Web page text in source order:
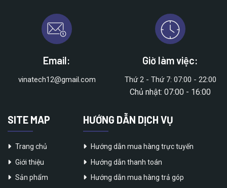
Email:
vinatech12@gmail.com
Giờ làm việc:
Thứ 2 - Thứ 7: 07:00 - 22:00
Chủ nhật: 07:00 - 16:00
SITE MAP
Trang chủ
Giới thiệu
Sản phẩm
HƯỚNG DẪN DỊCH VỤ
Hướng dẫn mua hàng trực tuyến
Hướng dẫn thanh toán
Hướng dẫn mua hàng trả góp